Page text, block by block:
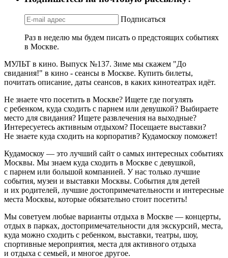
Подписаться
Раз в неделю мы будем писать о предстоящих событиях
в Москве.
МУЛЬТ в кино. Выпуск №137. Зиме мы скажем "До
свидания!" в кино - сеансы в Москве. Купить билеты,
почитать описание, даты сеансов, в каких кинотеатрах идёт.
Не знаете что посетить в Москве? Ищете где погулять
с ребенком, куда сходить с парнем или девушкой? Выбираете
место для свидания? Ищете развлечения на выходные?
Интересуетесь активным отдыхом? Посещаете выставки?
Не знаете куда сходить на корпоратив? Кудамоскоу поможет!
Кудамоскоу — это лучший сайт о самых интересных событиях
Москвы. Мы знаем куда сходить в Москве с девушкой,
с парнем или большой компанией. У нас только лучшие
события, музеи и выставки Москвы. События для детей
и их родителей, лучшие достопримечательности и интересные
места Москвы, которые обязательно стоит посетить!
Мы советуем любые варианты отдыха в Москве — концерты,
отдых в парках, достопримечательности для экскурсий, места,
куда можно сходить с ребенком, выставки, театры, шоу,
спортивные мероприятия, места для активного отдыха
и отдыха с семьей, и многое другое.